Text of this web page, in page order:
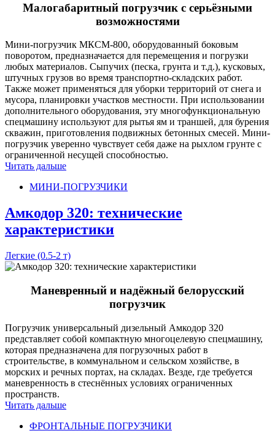
Малогабаритный погрузчик с серьёзными
возможностями
Мини-погрузчик МКСМ-800, оборудованный боковым
поворотом, предназначается для перемещения и погрузки
любых материалов. Сыпучих (песка, грунта и т.д.), кусковых,
штучных грузов во время транспортно-складских работ.
Также может применяться для уборки территорий от снега и
мусора, планировки участков местности. При использовании
дополнительного оборудования, эту многофункциональную
спецмашину используют для рытья ям и траншей, для бурения
скважин, приготовления подвижных бетонных смесей. Мини-
погрузчик уверенно чувствует себя даже на рыхлом грунте с
ограниченной несущей способностью.
Читать дальше
МИНИ-ПОГРУЗЧИКИ
Амкодор 320: технические
характеристики
Легкие (0.5-2 т)
Маневренный и надёжный белорусский
погрузчик
Погрузчик универсальный дизельный Амкодор 320
представляет собой компактную многоцелевую спецмашину,
которая предназначена для погрузочных работ в
строительстве, в коммунальном и сельском хозяйстве, в
морских и речных портах, на складах. Везде, где требуется
маневренность в стеснённых условиях ограниченных
пространств.
Читать дальше
ФРОНТАЛЬНЫЕ ПОГРУЗЧИКИ